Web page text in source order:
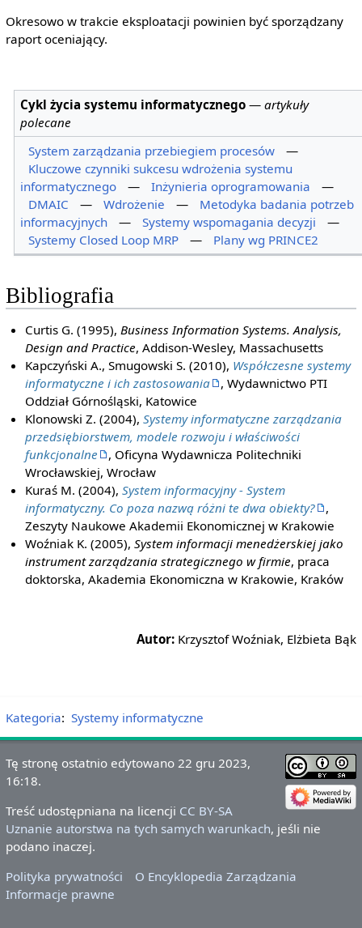
Okresowo w trakcie eksploatacji powinien być sporządzany
raport oceniający.
Cykl życia systemu informatycznego —artykuły
polecane
System zarządzania przebiegiem procesów
—
Kluczowe czynniki sukcesu wdrożenia systemu
informatycznego
— Inżynieria oprogramowania
—
DMAIC
— Wdrożenie —
Metodyka badania potrzeb
informacyjnych
— Systemy wspomagania decyzji
—
Systemy Closed Loop MRP
— Plany wg PRINCE2
Bibliografia
Curtis G. (1995), Business Information Systems. Analysis,
Design and Practice, Addison-Wesley, Massachusetts
Kapczyński A., Smugowski S. (2010), Współczesne systemy
informatyczne i ich zastosowania
, Wydawnictwo PTI
Oddział Górnośląski, Katowice
Klonowski Z. (2004),Systemy informatyczne zarządzania
przedsiębiorstwem, modele rozwoju i właściwości
funkcjonalne
, Oficyna Wydawnicza Politechniki
Wrocławskiej, Wrocław
Kuraś M. (2004),System informacyjny - System
informatyczny. Co poza nazwą różni te dwa obiekty?
,
Zeszyty Naukowe Akademii Ekonomicznej w Krakowie
Woźniak K. (2005),System informacji menedżerskiej jako
instrument zarządzania strategicznego w firmie, praca
doktorska, Akademia Ekonomiczna w Krakowie, Kraków
Autor: Krzysztof Woźniak, Elżbieta Bąk
Kategoria: Systemy informatyczne
Tę stronę ostatnio edytowano 22 gru 2023,
16:18.
Treść udostępniana na licencji CC BY-SA
Uznanie autorstwa na tych samych warunkach, jeśli nie
podano inaczej.
Polityka prywatności
O Encyklopedia Zarządzania
Informacje prawne